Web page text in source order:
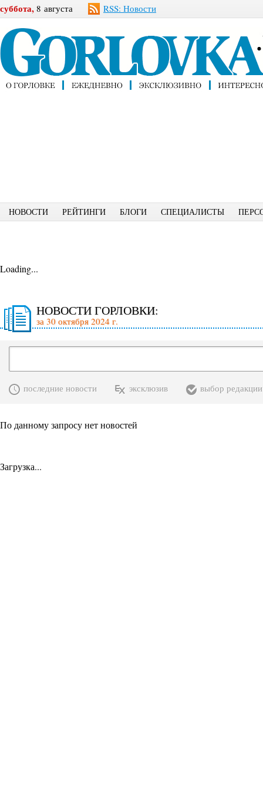
суббота, 8 августа RSS: Новости
НОВОСТИ РЕЙТИНГИ БЛОГИ СПЕЦИАЛИСТЫ
Loading...
НОВОСТИ ГОРЛОВКИ:
за 30 октября 2024 г.
последние новости эксклюзив выбор редакции
По данному запросу нет новостей
Загрузка...